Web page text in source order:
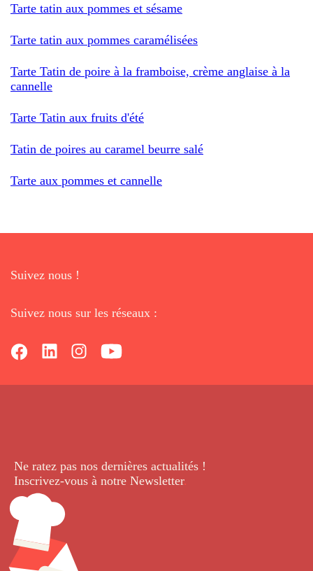
Tarte tatin aux pommes et sésame
Tarte tatin aux pommes caramélisées
Tarte Tatin de poire à la framboise, crème anglaise à la
cannelle
Tarte Tatin aux fruits d'été
Tatin de poires au caramel beurre salé
Tarte aux pommes et cannelle
Suivez nous !
Suivez nous sur les réseaux :
Ne ratez pas nos dernières actualités !
Inscrivez-vous à notre Newsletter.